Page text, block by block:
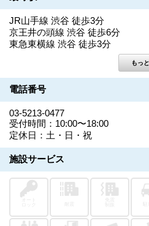
JR山手線 渋谷 徒歩3分
京王井の頭線 渋谷 徒歩6分
東急東横線 渋谷 徒歩3分
電話番号
03-5213-0477
受付時間：10:00〜18:00
定休日：土・日・祝
施設サービス